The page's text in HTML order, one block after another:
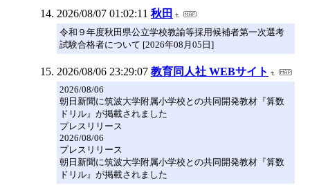
2026/08/07 01:02:11 秋田
令和９年度秋田県公立学校教諭等採用候補者第一次選考
試験合格者について [2026年08月05日]
2026/08/06 23:29:07 教育同人社 WEBサイト
2026/08/06
朝日新聞に筑波大学附属小学校との共同開発教材『算数
ドリル』が掲載されました
プレスリリース
2026/08/06
プレスリリース
朝日新聞に筑波大学附属小学校との共同開発教材『算数
ドリル』が掲載されました